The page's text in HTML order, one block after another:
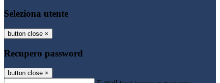
Seleziona utente
button close ×
Recupero password
button close ×